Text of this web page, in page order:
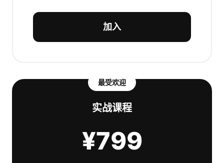
加入
最受欢迎
实战课程
¥799